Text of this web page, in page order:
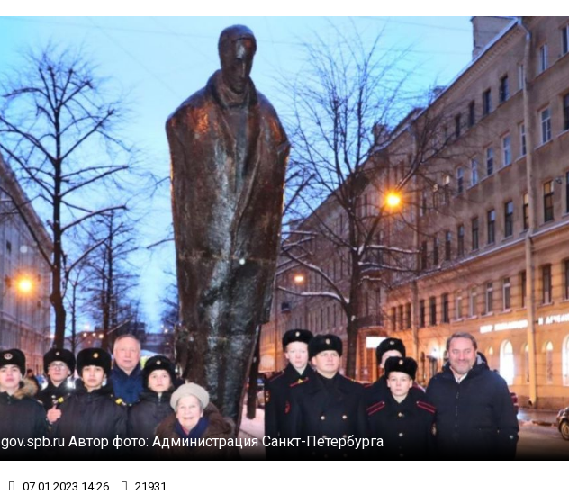
gov.spb.ru Автор фото:Администрация Санкт-Петербурга
07.01.2023 14:26 21931